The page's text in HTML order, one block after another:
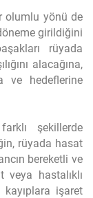
olumlu yönü de
girildiğini
rüyada
alacağına,
ve hedeflerine
şekillerde
rüyada hasat
bereketli ve
hastalıklı
işaret